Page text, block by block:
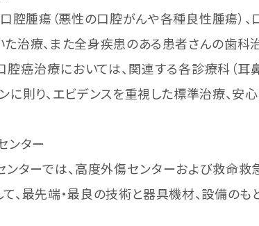
腔腫瘍（悪性の口腔がんや各種良性腫瘍）
治療、また全身疾患のある患者さんの歯科
腔癌治療においては、関連する各診療科（耳
に則り、エビデンスを重視した標準治療、安
ンター
ターでは、高度外傷センターおよび救命救
、最先端・最良の技術と器具機材、設備のも